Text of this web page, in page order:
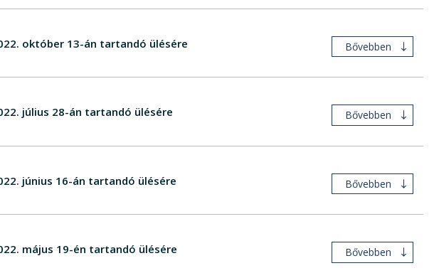
október 13-án tartandó ülésére Bővebben
július 28-án tartandó ülésére Bővebben
június 16-án tartandó ülésére Bővebben
május 19-én tartandó ülésére Bővebben